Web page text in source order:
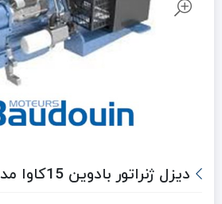
دیزل ژنراتور بادوین 15کاوا مدل 4M05G17